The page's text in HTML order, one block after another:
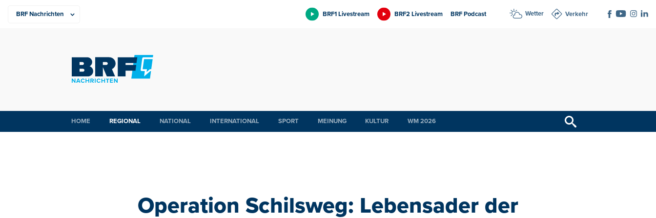
BRF1 Livestream BRF2 Livestream BRF Podcast Wetter Verkehr
HOME REGIONAL NATIONAL INTERNATIONAL SPORT MEINUNG KULTUR WM 2026
Operation Schilsweg: Lebensader der